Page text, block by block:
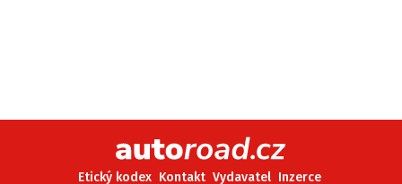
Etický kodex Kontakt Vydavatel Inzerce